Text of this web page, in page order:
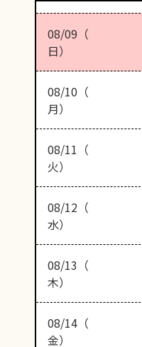
08/09（
日）
08/10（
月）
08/11（
火）
08/12（
水）
08/13（
木）
08/14（
金）